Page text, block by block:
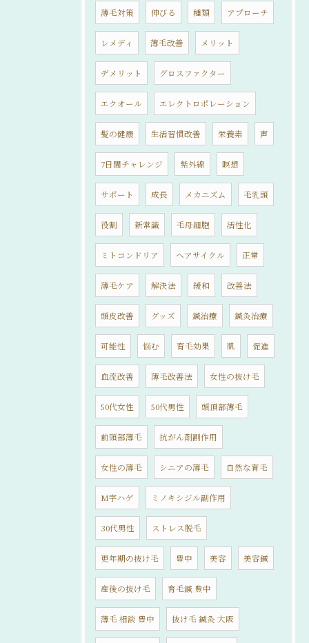
薄毛対策 伸びる 種類 アプローチ
レメディ 薄毛改善 メリット
デメリット グロスファクター
エクオール エレクトロポレーション
髪の健康 生活習慣改善 栄養素 声
7日間チャレンジ 紫外線 瞑想
サポート 成長 メカニズム 毛乳頭
役割 新常識 毛母細胞 活性化
ミトコンドリア ヘアサイクル 正常
薄毛ケア 解決法 緩和 改善法
頭皮改善 グッズ 鍼治療 鍼灸治療
可能性 悩む 育毛効果 肌 促進
血流改善 薄毛改善法 女性の抜け毛
50代女性 50代男性 頭頂部薄毛
前頭部薄毛 抗がん剤副作用
女性の薄毛 シニアの薄毛 自然な育毛
M字ハゲ ミノキシジル副作用
30代男性 ストレス脱毛
更年期の抜け毛 豊中 美容 美容鍼
産後の抜け毛 育毛鍼 豊中
薄毛 相談 豊中 抜け毛 鍼灸 大阪